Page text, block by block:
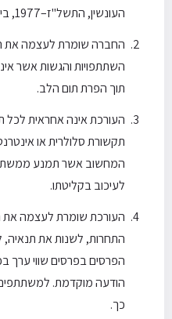
העונשין, התשל"ז–1977, בישראל.
החברה שומרת לעצמה את
השתתפויות והגשות אשר
תוך הפרת תום הלב.
העורכת אינה אחראית לכל
תקשורת סלולרית או
המחשוב אשר תמנע
לעיכוב בקליטתו.
העורכת שומרת לעצמה
התחרות, לשנות את תנאיה,
הפרסים בפרסים שווי ערך
הודעה מוקדמת.
כך.